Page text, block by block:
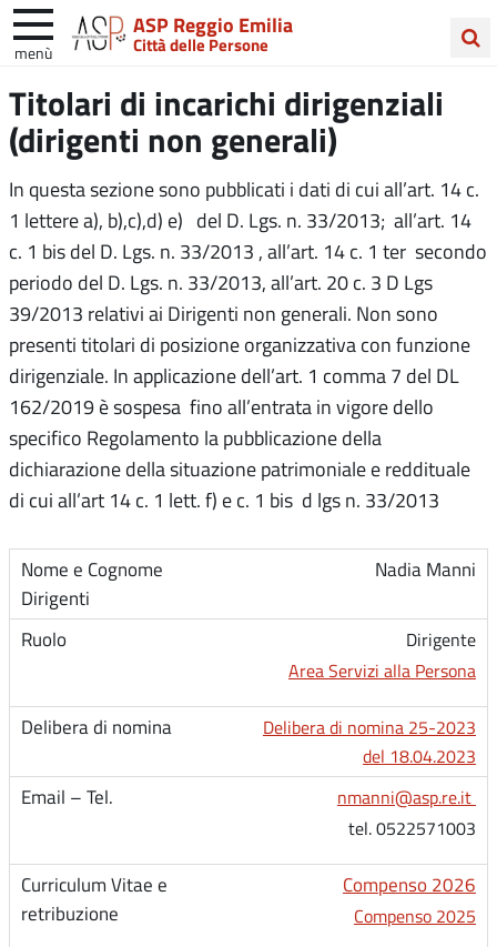
ASP Reggio Emilia
Città delle Persone
menù
nel
sito
Titolari di incarichi dirigenziali
(dirigenti non generali)
In questa sezione sono pubblicati i dati di cui all’art. 14 c.
1 lettere a), b),c),d) e) del D. Lgs. n. 33/2013; all’art. 14
c. 1 bis del D. Lgs. n. 33/2013 , all’art. 14 c. 1 ter secondo
periodo del D. Lgs. n. 33/2013, all’art. 20 c. 3 D Lgs
39/2013 relativi ai Dirigenti non generali. Non sono
presenti titolari di posizione organizzativa con funzione
dirigenziale. In applicazione dell’art. 1 comma 7 del DL
162/2019 è sospesa fino all’entrata in vigore dello
specifico Regolamento la pubblicazione della
dichiarazione della situazione patrimoniale e reddituale
di cui all’art 14 c. 1 lett. f) e c. 1 bis d lgs n. 33/2013
Nadia Manni
Dirigente
Area Servizi alla Persona
Delibera di nomina 25-2023
del 18.04.2023
nmanni@asp.re.it
tel. 0522571003
Compenso 2026
Compenso 2025